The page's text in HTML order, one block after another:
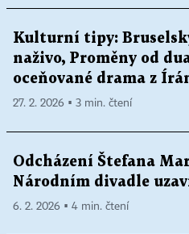
Kulturní tipy:
naživo, Proměny od
oceňované drama z
27. 2. 2026 ▪ 3 min. čtení
Odcházení Štefana
Národním divadle
6. 2. 2026 ▪ 4 min. čtení